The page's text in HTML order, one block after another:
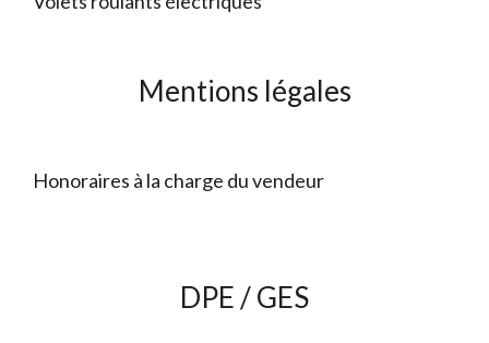
Mentions légales
Honoraires à la charge du vendeur
DPE / GES